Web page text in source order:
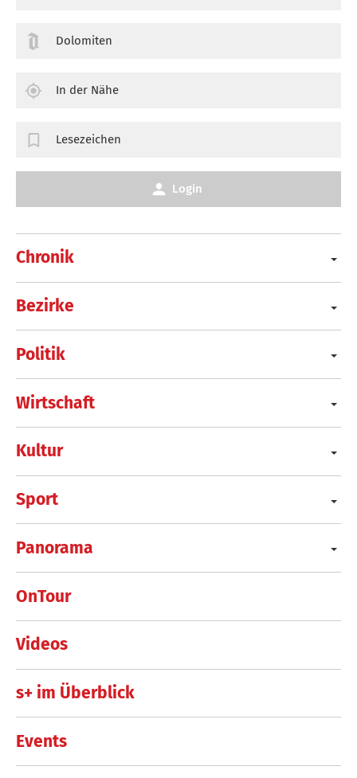
Chronik
Bezirke
Politik
Wirtschaft
Kultur
Sport
Panorama
OnTour
Videos
s+ im Überblick
Events
Dolomiten
In der Nähe
Lesezeichen
Login